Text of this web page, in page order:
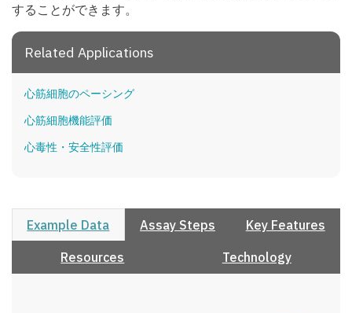
することができます。
Related Applications
心筋細胞のペーシング
心筋細胞機能評価
心毒性・安全性評価
Example Data Assay Steps Key Features
Resources Technology